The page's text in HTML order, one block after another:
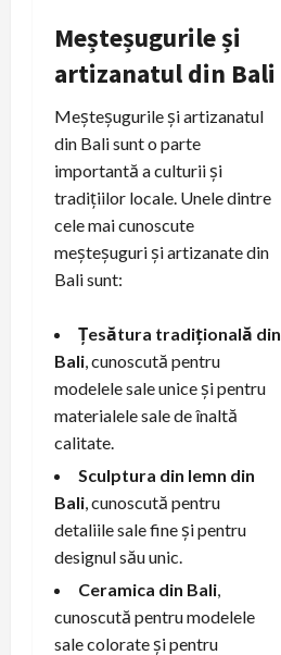
Meșteșugurile și
artizanatul din Bali
Meșteșugurile și artizanatul
din Bali sunt o parte
importantă a culturii și
tradițiilor locale. Unele dintre
cele mai cunoscute
meșteșuguri și artizanate din
Bali sunt:
Țesătura tradițională din
Bali , cunoscută pentru
modelele sale unice și pentru
materialele sale de înaltă
calitate.
Sculptura din lemn din
Bali , cunoscută pentru
detaliile sale fine și pentru
designul său unic.
Ceramica din Bali
cunoscută pentru modelele
sale colorate și pentru